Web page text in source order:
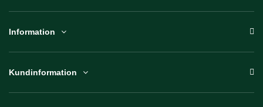
Information
Kundinformation